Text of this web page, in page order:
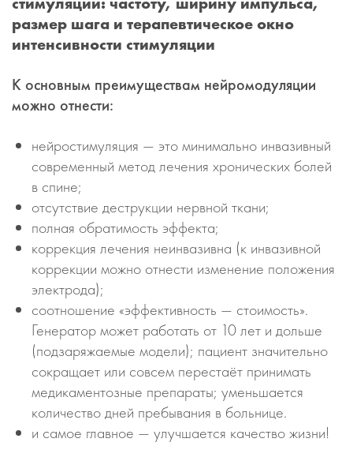
размер шага и терапевтическое окно
интенсивности стимуляции
К основным преимуществам нейромодуляции
можно отнести:
нейростимуляция — это минимально инвазивный
современный метод лечения хронических болей
в спине;
отсутствие деструкции нервной ткани;
полная обратимость эффекта;
коррекция лечения неинвазивна (к инвазивной
коррекции можно отнести изменение положения
электрода);
соотношение «эффективность — стоимость».
Генератор может работать от 10 лет и дольше
(подзаряжаемые модели); пациент значительно
сокращает или совсем перестаёт принимать
медикаментозные препараты; уменьшается
количество дней пребывания в больнице.
и самое главное — улучшается качество жизни!